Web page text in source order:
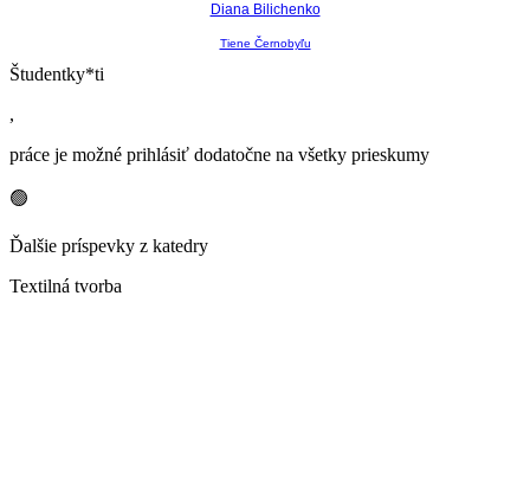
Diana Bilichenko
Tiene Černobyľu
Študentky*ti
,
práce je možné prihlásiť dodatočne na všetky prieskumy
🟢
Ďalšie príspevky z katedry
Textilná tvorba